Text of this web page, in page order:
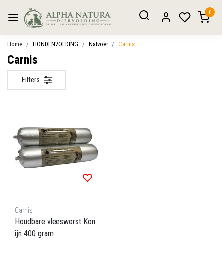
0
Home HONDENVOEDING Natvoer Carnis
Carnis
Filters
Carnis
Houdbare vleesworst Kon
ijn 400 gram